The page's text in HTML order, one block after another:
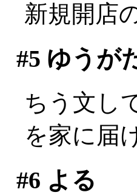
新規開店
#5 ゆうが
ちう文し
を家に届
#6 よる